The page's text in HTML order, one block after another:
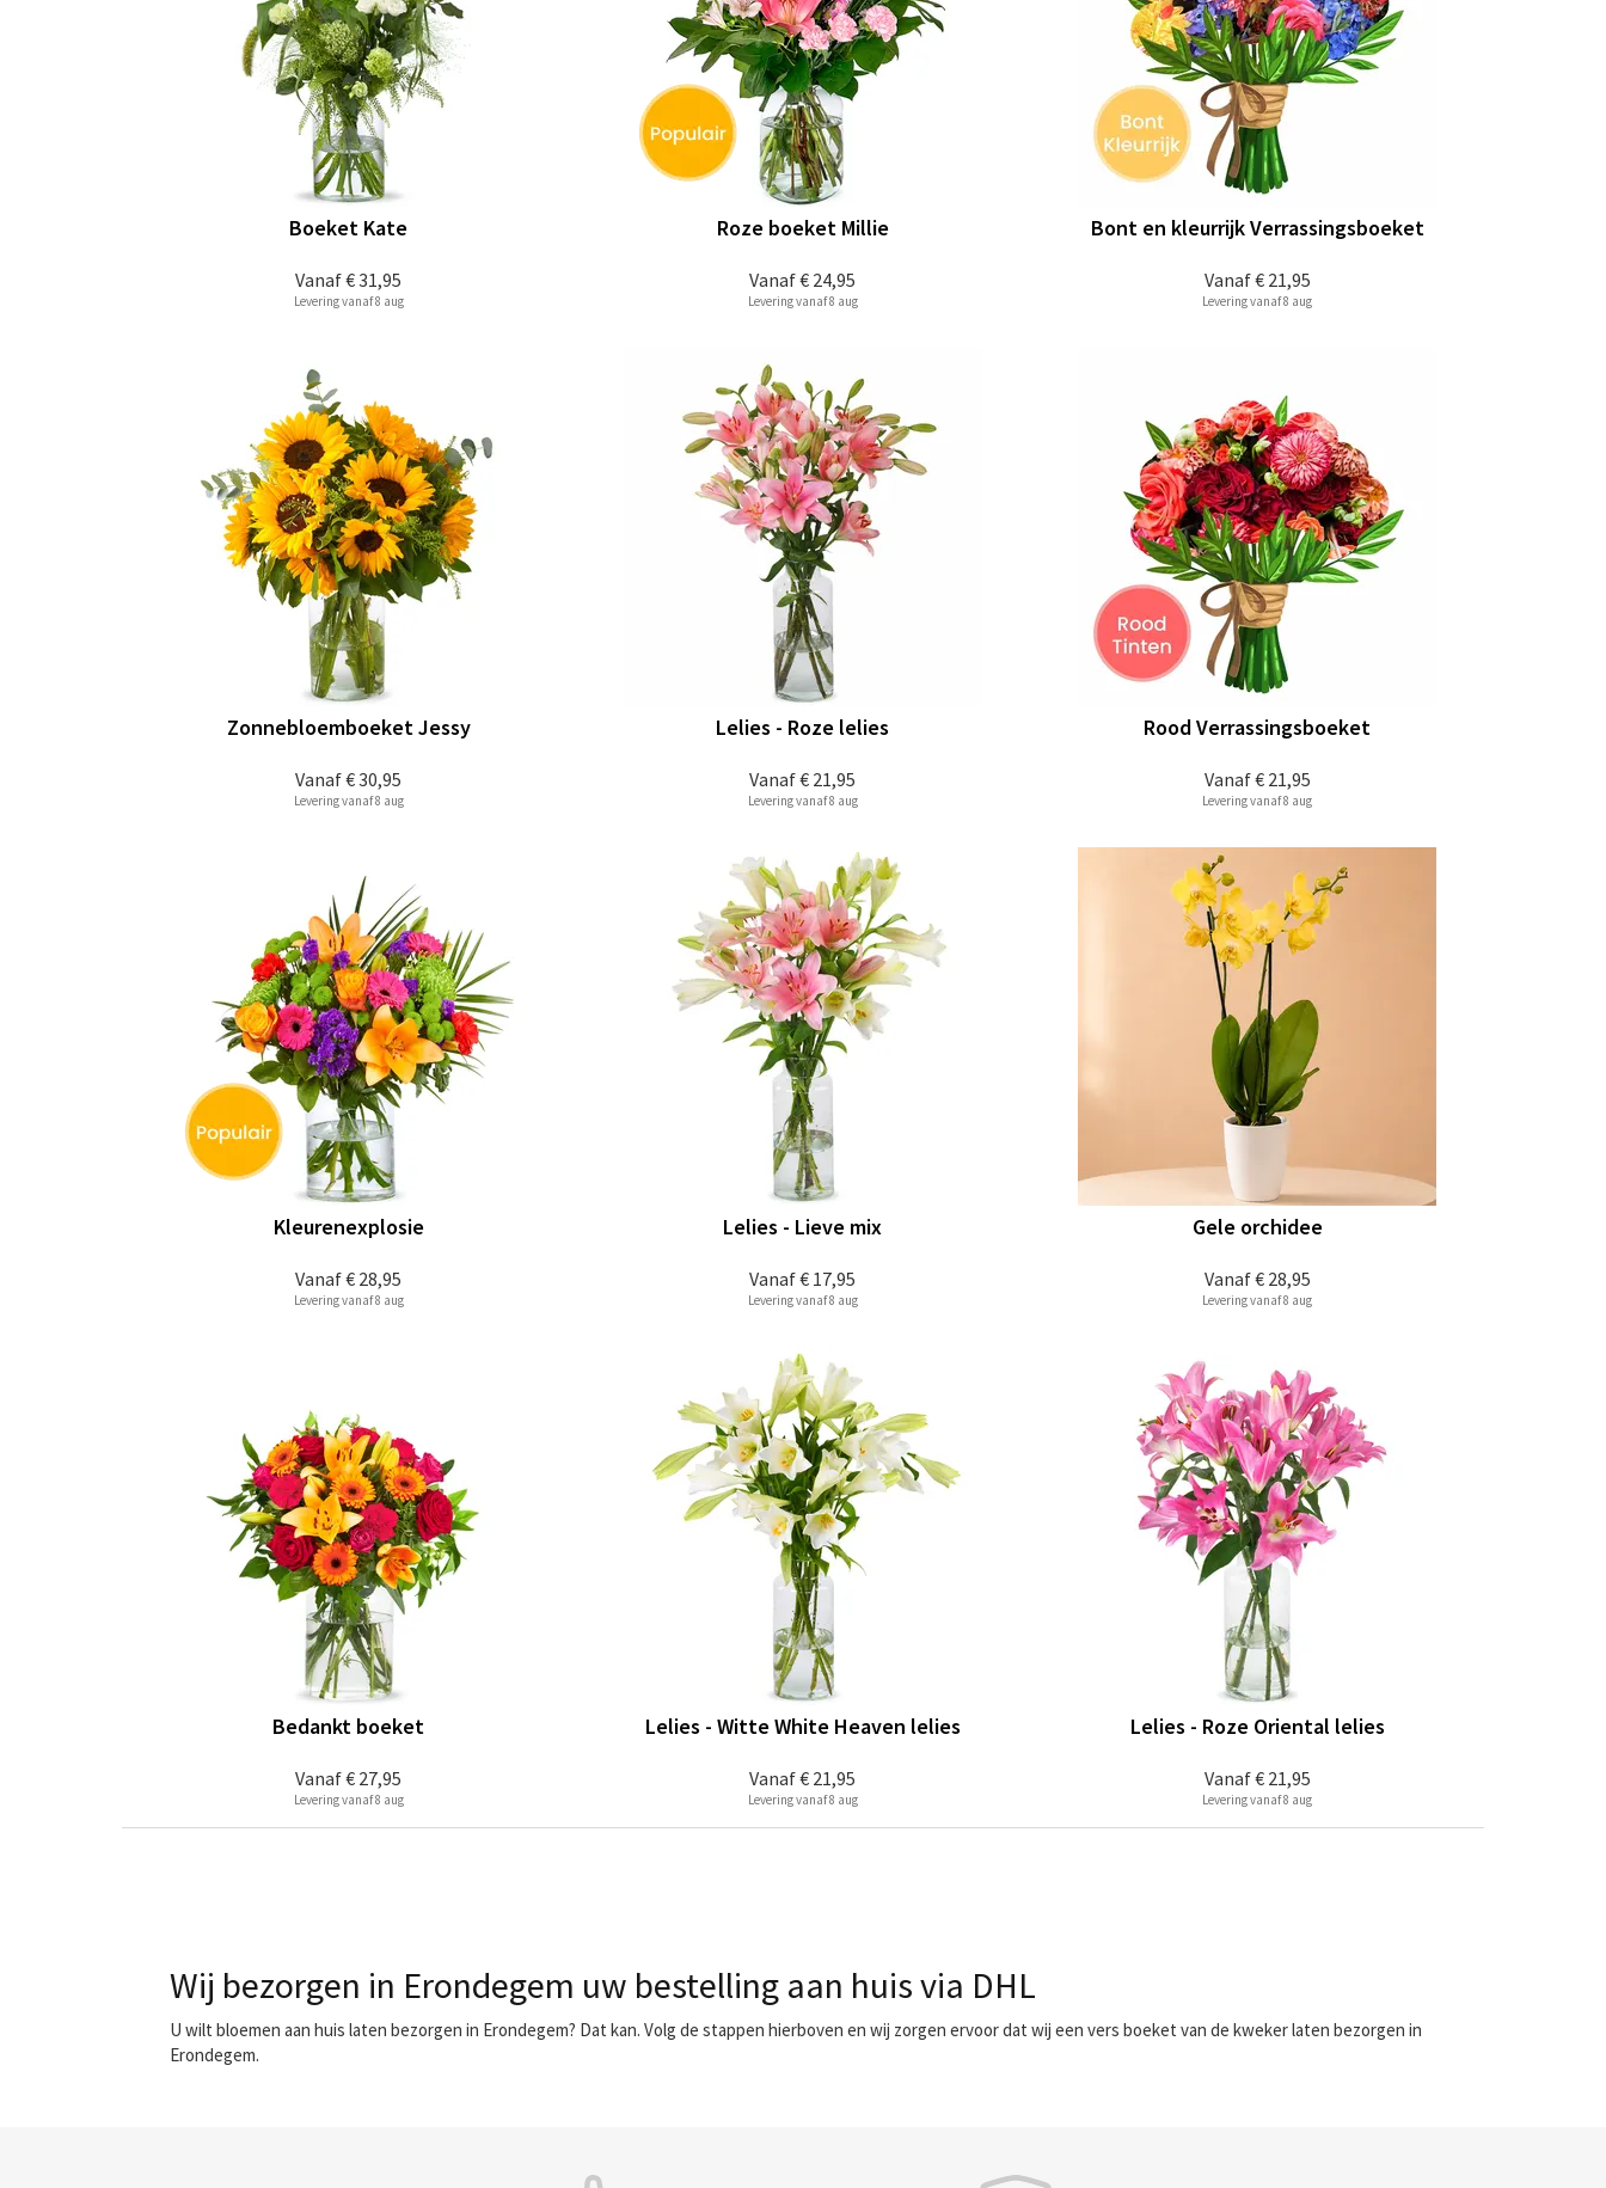
Vanaf€ 31,95
Boeket Kate
Levering vanaf 8 aug
Vanaf€ 24,95
Roze boeket Millie
Levering vanaf 8 aug
Vanaf€ 21,95
Bont en kleurrijk Verrassingsboeket
Levering vanaf 8 aug
Vanaf€ 30,95
Zonnebloemboeket Jessy
Levering vanaf 8 aug
Vanaf€ 21,95
Lelies - Roze lelies
Levering vanaf 8 aug
Vanaf€ 21,95
Rood Verrassingsboeket
Levering vanaf 8 aug
Vanaf€ 28,95
Kleurenexplosie
Levering vanaf 8 aug
Vanaf€ 17,95
Lelies - Lieve mix
Levering vanaf 8 aug
Vanaf€ 28,95
Gele orchidee
Levering vanaf 8 aug
Vanaf€ 27,95
Bedankt boeket
Levering vanaf 8 aug
Vanaf€ 21,95
Lelies - Witte White Heaven lelies
Levering vanaf 8 aug
Vanaf€ 21,95
Lelies - Roze Oriental lelies
Levering vanaf 8 aug
Wij bezorgen in Erondegem uw bestelling aan huis via DHL
U wilt bloemen aan huis laten bezorgen in Erondegem? Dat kan. Volg de stappen hierboven en wij zorgen ervoor dat wij een vers boeket van de kweker laten bezorgen in
Erondegem.